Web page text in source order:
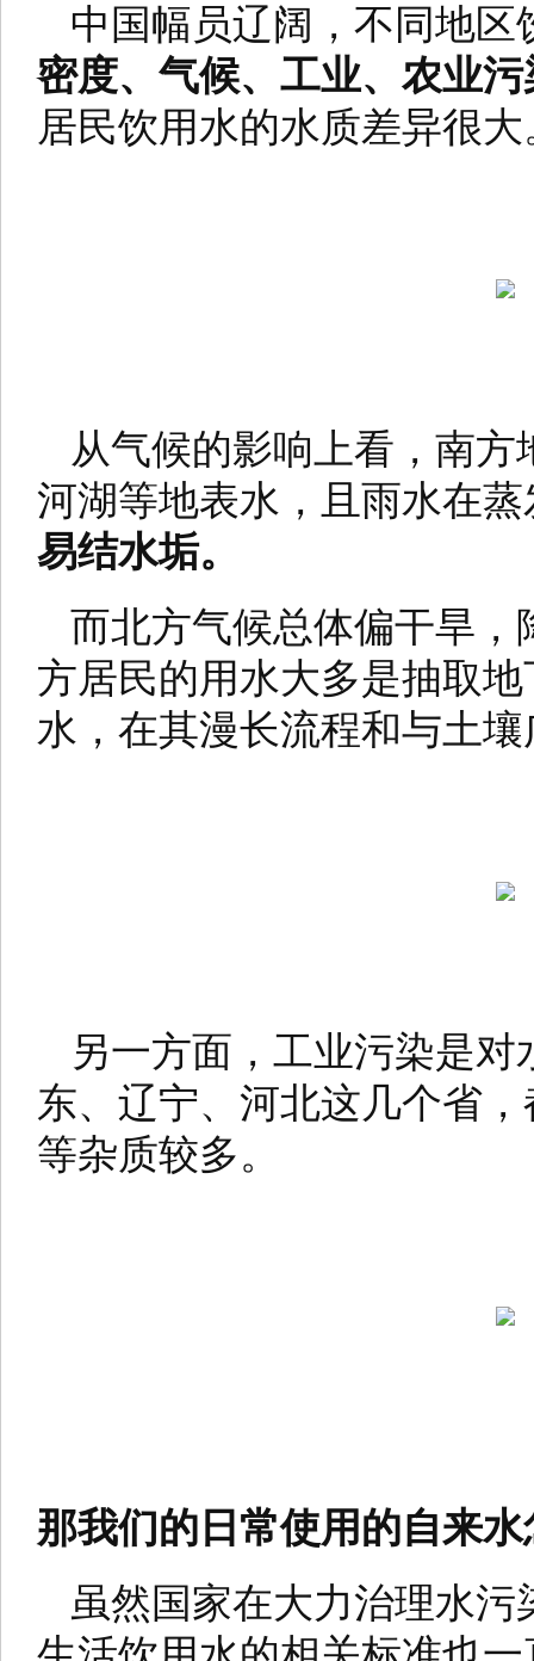
中国幅员辽阔，不同地
密度、气候、工业、农业
居民饮用水的水质差异很大
从气候的影响上看，南
河湖等地表水，且雨水在
易结水垢。
而北方气候总体偏干旱
方居民的用水大多是抽取
水，在其漫长流程和与土
另一方面，工业污染是
东、辽宁、河北这几个省
等杂质较多。
那我们的日常使用的自来
虽然国家在大力治理水